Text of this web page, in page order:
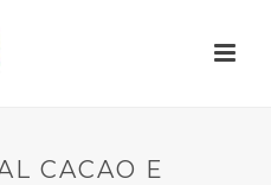
CACAO E